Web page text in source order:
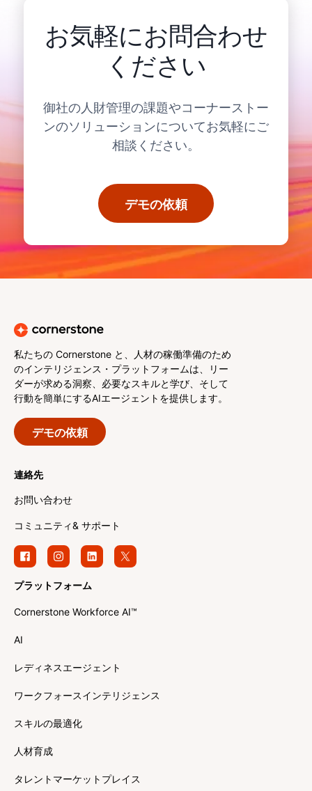
お気軽にお問合わせ
ください
御社の人財管理の課題やコーナーストー
ンのソリューションについてお気軽にご
相談ください。
デモの依頼
私たちの Cornerstone と、人材の稼働準備のため
のインテリジェンス・プラットフォームは、リー
ダーが求める洞察、必要なスキルと学び、そして
行動を簡単にするAIエージェントを提供します。
デモの依頼
連絡先
お問い合わせ
コミュニティ& サポート
プラットフォーム
Cornerstone Workforce AI™
AI
レディネスエージェント
ワークフォースインテリジェンス
スキルの最適化
人材育成
タレントマーケットプレイス